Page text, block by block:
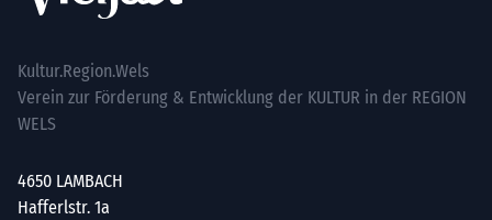
Kultur.Region.Wels
Verein zur Förderung & Entwicklung der KULTUR in der REGION
WELS
4650 LAMBACH
Hafferlstr. 1a